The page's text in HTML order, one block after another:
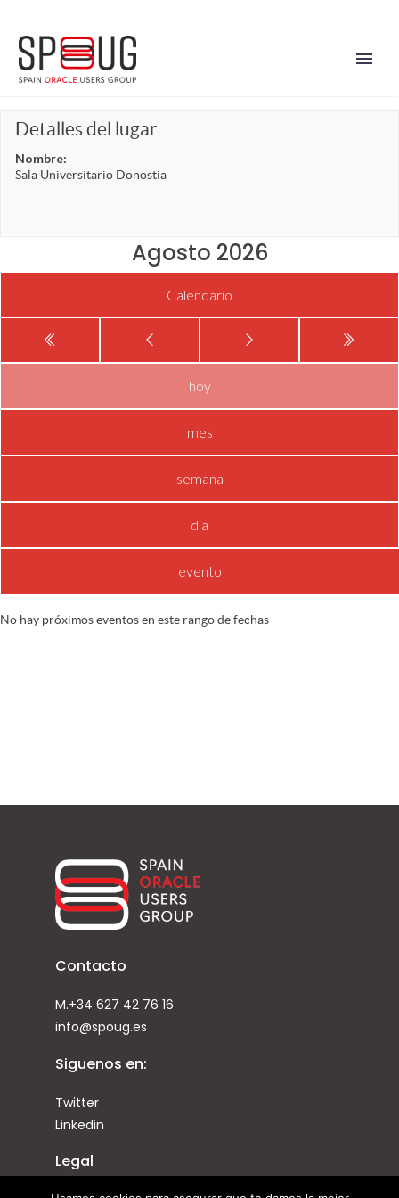
Detalles del lugar
Nombre:
Sala Universitario Donostia
Agosto 2026
Calendario
hoy
mes
semana
día
evento
No hay próximos eventos en este rango de fechas
Contacto
M.+34 627 42 76 16
info@spoug.es
Siguenos en:
Twitter
Linkedin
Legal